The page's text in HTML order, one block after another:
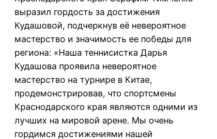
выразил гордость за достижения
Кудашовой, подчеркнув её невероятное
мастерство и значимость ее победы для
региона: «Наша теннисистка Дарья
Кудашова проявила невероятное
мастерство на турнире в Китае,
продемонстрировав, что спортсмены
Краснодарского края являются одними из
лучших на мировой арене. Мы очень
гордимся достижениями нашей